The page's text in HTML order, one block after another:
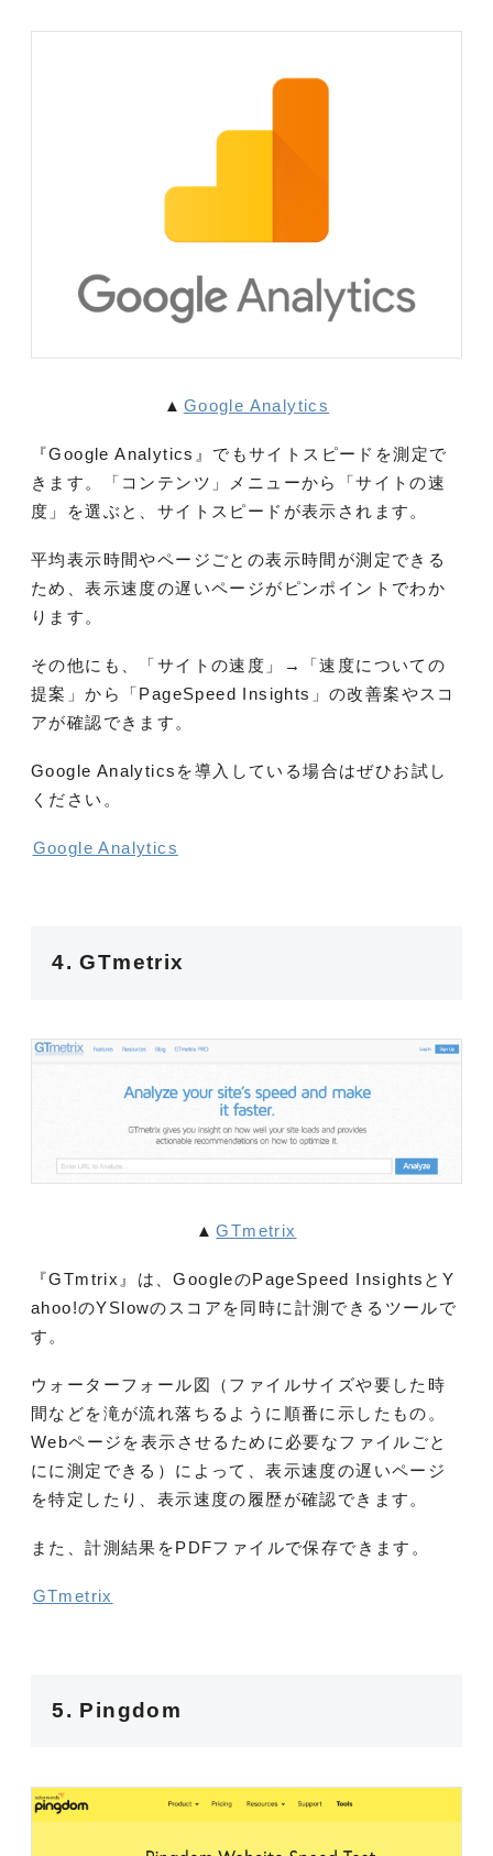
▲ Google Analytics
『Google Analytics』でもサイトスピードを測定で
きます。「コンテンツ」メニューから「サイトの速
度」を選ぶと、サイトスピードが表示されます。
平均表示時間やページごとの表示時間が測定できる
ため、表示速度の遅いページがピンポイントでわか
ります。
その他にも、「サイトの速度」→「速度についての
提案」から「PageSpeed Insights」の改善案やスコ
アが確認できます。
Google Analyticsを導入している場合はぜひお試し
ください。
Google Analytics
4. GTmetrix
▲ GTmetrix
『GTmtrix』は、GoogleのPageSpeed InsightsとY
ahoo!のYSlowのスコアを同時に計測できるツールで
す。
ウォーターフォール図（ファイルサイズや要した時
間などを滝が流れ落ちるように順番に示したもの。
Webページを表示させるために必要なファイルごと
にに測定できる）によって、表示速度の遅いページ
を特定したり、表示速度の履歴が確認できます。
また、計測結果をPDFファイルで保存できます。
GTmetrix
5. Pingdom